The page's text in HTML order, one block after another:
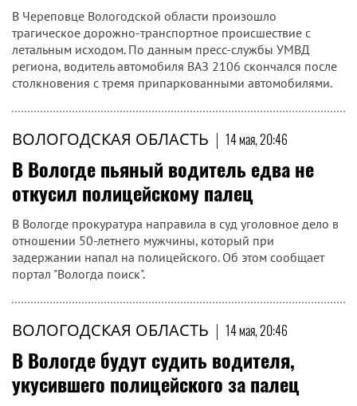
В Череповце Вологодской области произошло
трагическое дорожно-транспортное происшествие с
летальным исходом. По данным пресс-службы УМВД
региона, водитель автомобиля ВАЗ 2106 скончался после
столкновения с тремя припаркованными автомобилями.
ВОЛОГОДСКАЯ ОБЛАСТЬ | 14 мая, 20:46
В Вологде пьяный водитель едва не
откусил полицейскому палец
В Вологде прокуратура направила в суд уголовное дело в
отношении 50-летнего мужчины, который при
задержании напал на полицейского. Об этом сообщает
портал "Вологда поиск".
ВОЛОГОДСКАЯ ОБЛАСТЬ | 14 мая, 20:46
В Вологде будут судить водителя,
укусившего полицейского за палец